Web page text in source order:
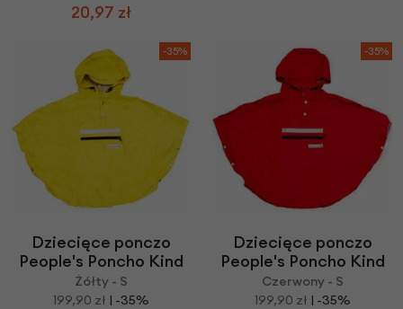
20,97 zł
-35%
Dziecięce ponczo
People's Poncho Kind
Żółty - S
199,90 zł | -35%
-35%
Dziecięce ponczo
People's Poncho Kind
Czerwony - S
199,90 zł | -35%